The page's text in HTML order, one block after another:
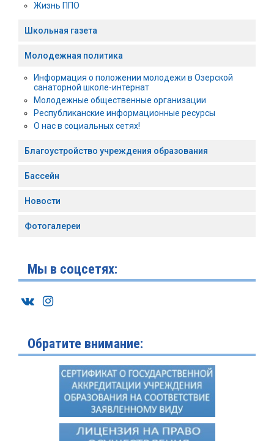
Жизнь ППО
Школьная газета
Молодежная политика
Информация о положении молодежи в Озерской
санаторной школе-интернат
Молодежные общественные организации
Республиканские информационные ресурсы
О нас в социальных сетях!
Благоустройство учреждения образования
Бассейн
Новости
Фотогалереи
Мы в соцсетях:
Обратите внимание: